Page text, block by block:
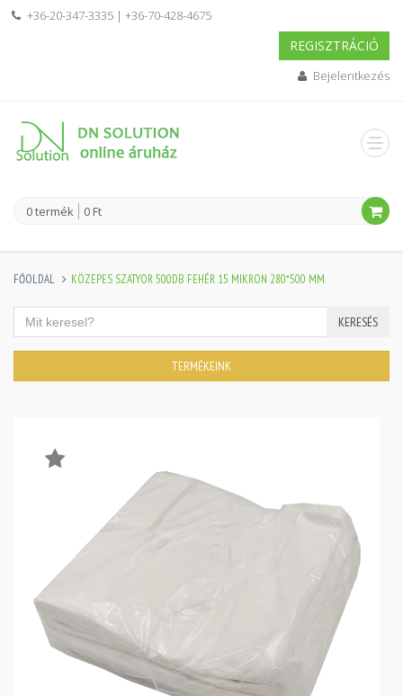
+36-20-347-3335 | +36-70-428-4675
REGISZTRÁCIÓ
Bejelentkezés
0 termék 0 Ft
FŐOLDAL KÖZEPES SZATYOR 500DB FEHÉR 15 MIKRON 280*500 MM
KERESÉS
TERMÉKEINK